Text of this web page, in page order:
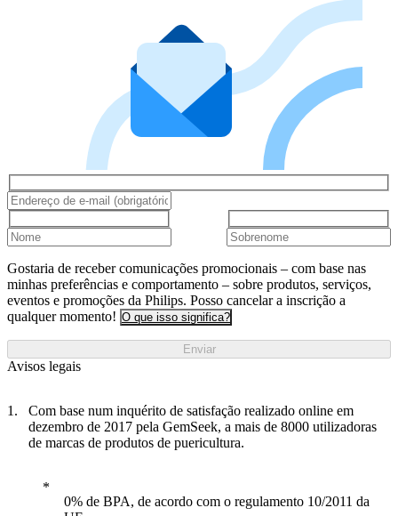
Gostaria de receber comunicações promocionais – com base nas
minhas preferências e comportamento – sobre produtos, serviços,
eventos e promoções da Philips. Posso cancelar a inscrição a
qualquer momento! O que isso significa?
Enviar
Avisos legais
Com base num inquérito de satisfação realizado online em
dezembro de 2017 pela GemSeek, a mais de 8000 utilizadoras
de marcas de produtos de puericultura.
0% de BPA, de acordo com o regulamento 10/2011 da